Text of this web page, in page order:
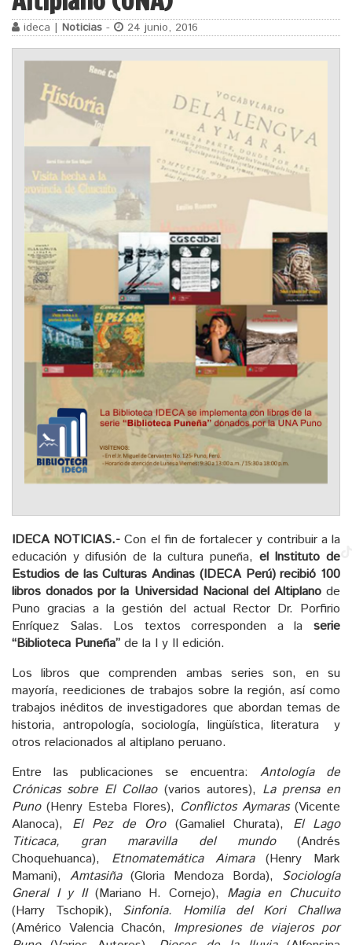
ideca | Noticias - 24 junio, 2016
IDECA NOTICIAS.- Con el fin de fortalecer y contribuir a la
educación y difusión de la cultura puneña, el Instituto de
Estudios de las Culturas Andinas (IDECA Perú) recibió 100
libros donados por la Universidad Nacional del Altiplanode
Puno gracias a la gestión del actual Rector Dr. Porfirio
Enríquez Salas. Los textos corresponden a la serie
“Biblioteca Puneña” de la I y II edición.
Los libros que comprenden ambas series son, en su
mayoría, reediciones de trabajos sobre la región, así como
trabajos inéditos de investigadores que abordan temas de
historia, antropología, sociología, lingüística, literatura y
otros relacionados al altiplano peruano.
Entre las publicaciones se encuentra: Antología de
Crónicas sobre El Collao (varios autores), La prensa en
Puno(Henry Esteba Flores), Conflictos Aymaras(Vicente
Alanoca), El Pez de Oro(Gamaliel Churata), El Lago
Titicaca, gran maravilla del mundo(Andrés
Choquehuanca), Etnomatemática Aimara(Henry Mark
Mamani), Amtasiña(Gloria Mendoza Borda), Sociología
Gneral I y II(Mariano H. Cornejo), Magia en Chucuito
(Harry Tschopik), Sinfonía. Homilía del Kori Challwa
(Américo Valencia Chacón, Impresiones de viajeros por